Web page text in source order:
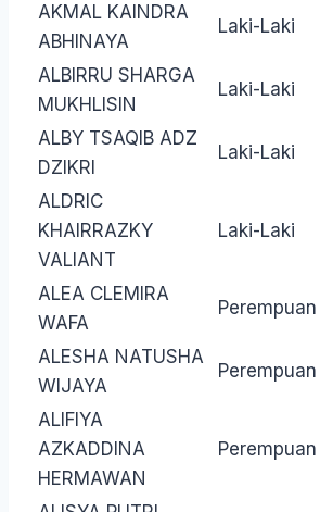
AKMAL KAINDRA
ABHINAYA
Laki-Laki
ALBIRRU SHARGA
MUKHLISIN
Laki-Laki
ALBY TSAQIB ADZ
DZIKRI
Laki-Laki
ALDRIC
KHAIRRAZKY
VALIANT
Laki-Laki
ALEA CLEMIRA
WAFA
Perempuan
ALESHA NATUSHA
WIJAYA
Perempuan
ALIFIYA
AZKADDINA
HERMAWAN
Perempuan